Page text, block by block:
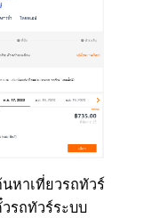
หาเที่ยวรถทัวร์
รถทัวร์ระบบ